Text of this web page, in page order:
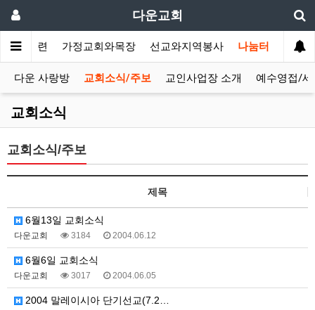
다운교회
씀과훈련 가정교회와목장 선교와지역봉사 나눔터
다운 사랑방 교회소식/주보 교인사업장 소개 예수영접/
교회소식
교회소식/주보
제목
6월13일 교회소식
다운교회 3184 2004.06.12
6월6일 교회소식
다운교회 3017 2004.06.05
2004 말레이시아 단기선교(7.2…